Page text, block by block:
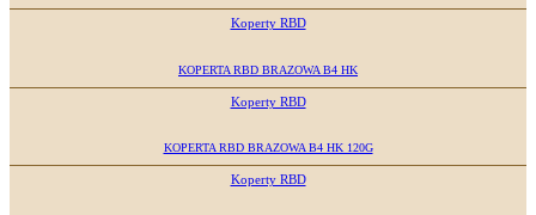
Koperty RBD
KOPERTA RBD BRAZOWA B4 HK
Koperty RBD
KOPERTA RBD BRAZOWA B4 HK 120G
Koperty RBD